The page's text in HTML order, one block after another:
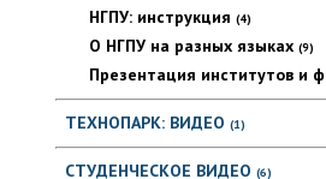
НГПУ: инструкция (4)
О НГПУ на разных языках (9)
Презентация институтов и
ТЕХНОПАРК: ВИДЕО (1)
СТУДЕНЧЕСКОЕ ВИДЕО (6)